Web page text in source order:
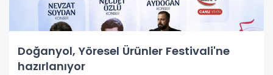
Doğanyol, Yöresel Ürünler Festivali'ne
hazırlanıyor